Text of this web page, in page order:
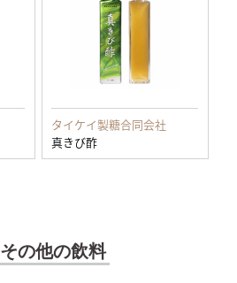
タイケイ製糖合同会社
真きび酢
その他の飲料